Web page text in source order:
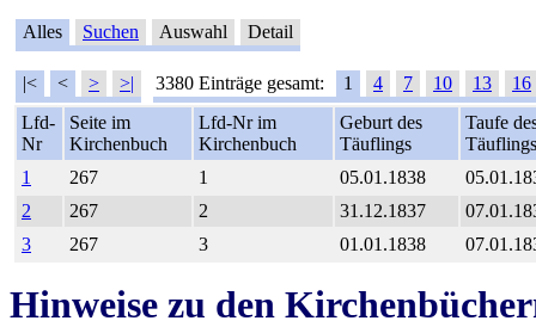
Alles Suchen Auswahl Detail
|< < > >| 3380 Einträge gesamt: 1 4 7 10 13
16
Lfd-
Nr
Seite im
Kirchenbuch
Lfd-Nr im
Kirchenbuch
Geburt des
Täuflings
Taufe
Täuflings
1
267 1 05.01.1838
2
267 2 31.12.1837
3
267 3 01.01.1838
Hinweise zu den